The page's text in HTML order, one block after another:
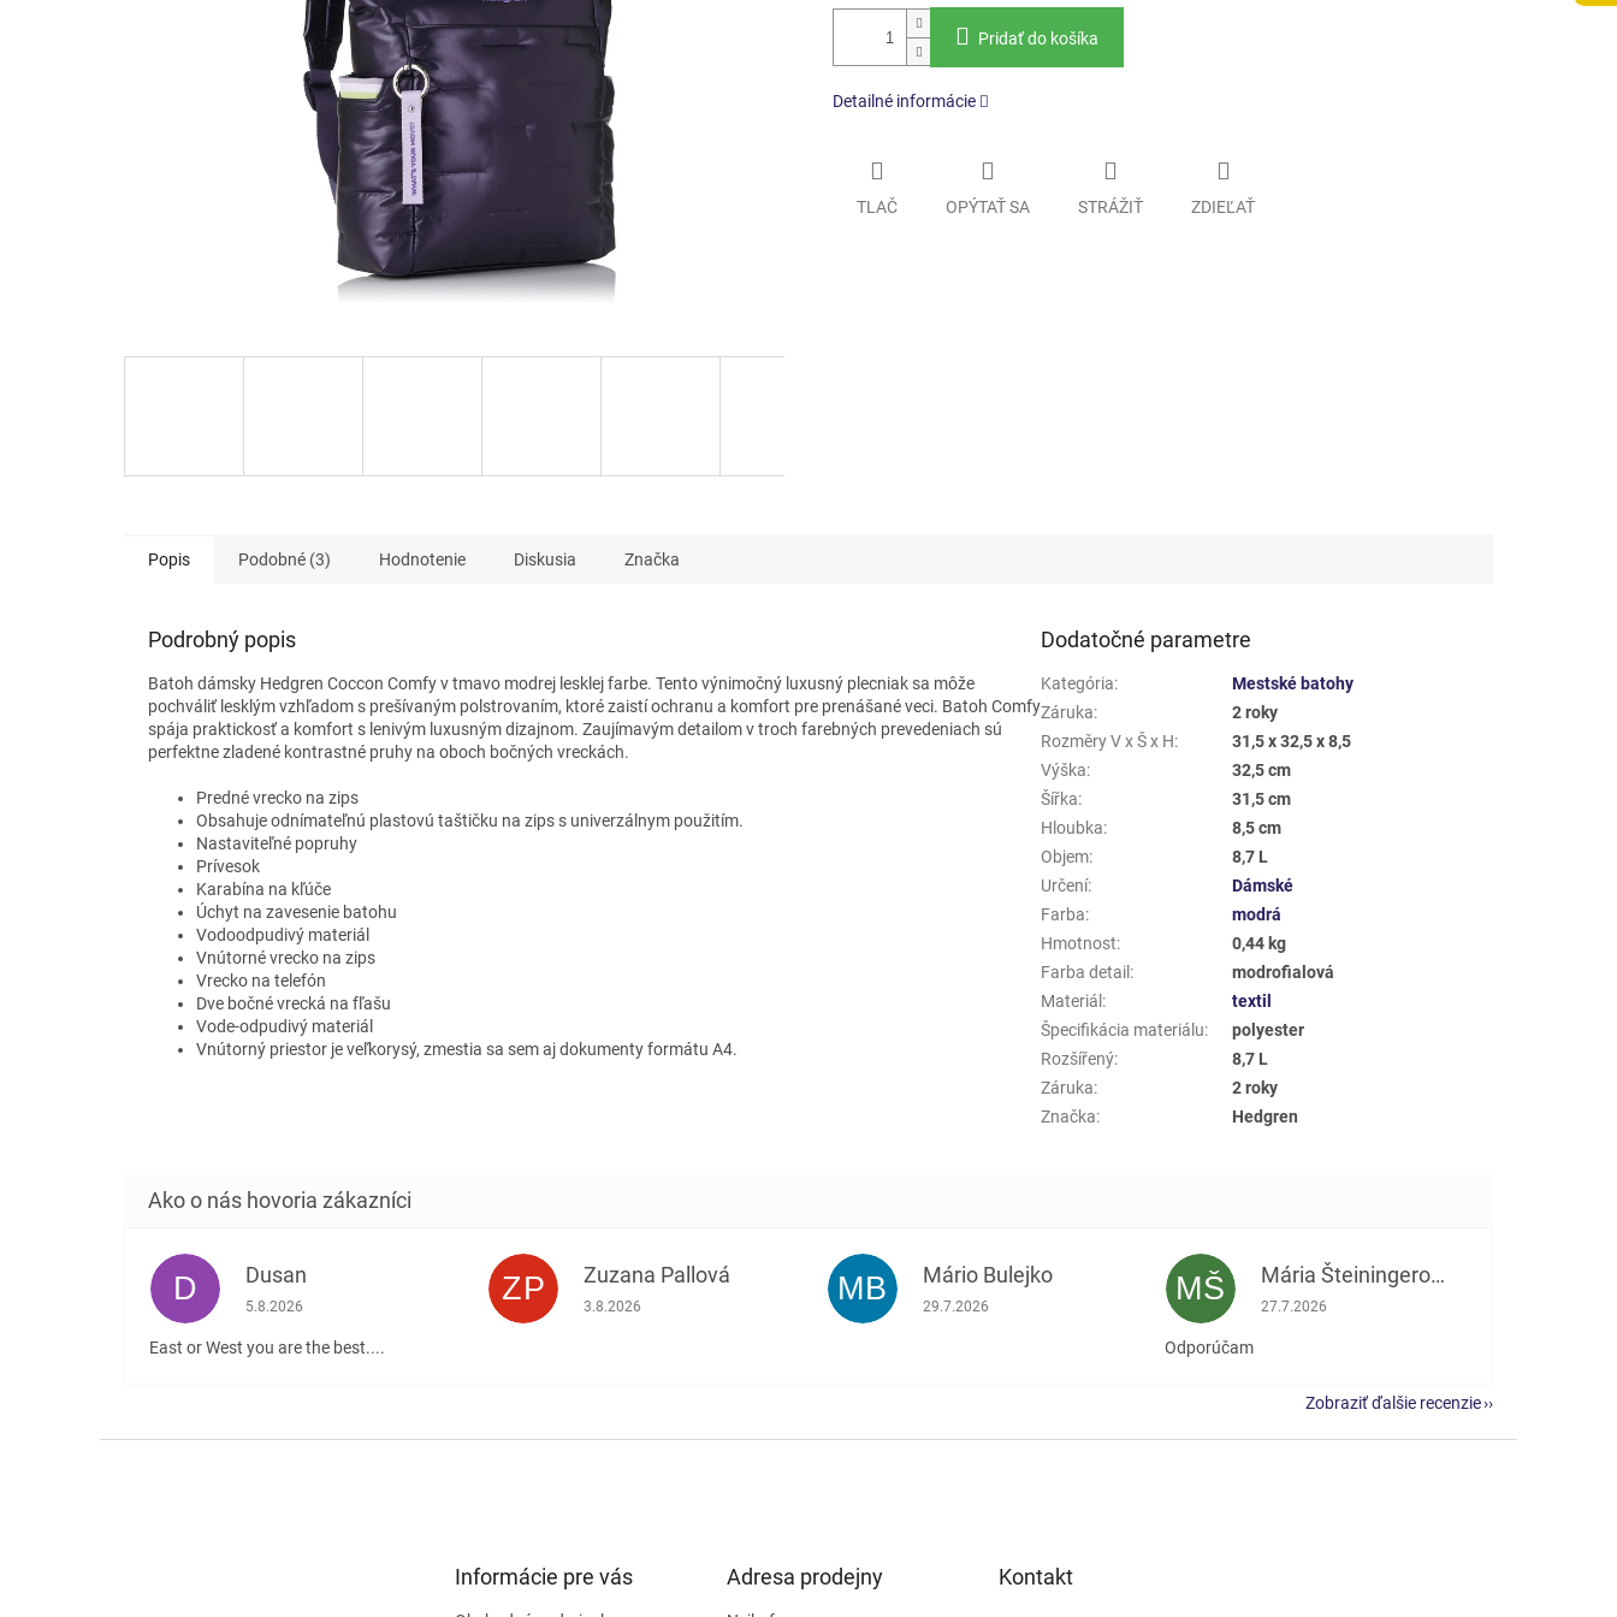
Pridať do košíka
Detailné informácie
TLAČ OPÝTAŤ SA STRÁŽIŤ ZDIEĽAŤ
Popis Podobné (3) Hodnotenie Diskusia Značka
Podrobný popis
Batoh dámsky Hedgren Coccon Comfy v tmavo modrej lesklej farbe. Tento výnimočný luxusný plecniak sa môže
pochváliť lesklým vzhľadom s prešívaným polstrovaním, ktoré zaistí ochranu a komfort pre prenášané veci. Batoh Comfy
spája praktickosť a komfort s lenivým luxusným dizajnom. Zaujímavým detailom v troch farebných prevedeniach sú
perfektne zladené kontrastné pruhy na oboch bočných vreckách.
Predné vrecko na zips
Obsahuje odnímateľnú plastovú taštičku na zips s univerzálnym použitím.
Nastaviteľné popruhy
Prívesok
Karabína na kľúče
Úchyt na zavesenie batohu
Vodoodpudivý materiál
Vnútorné vrecko na zips
Vrecko na telefón
Dve bočné vrecká na fľašu
Vode-odpudivý materiál
Vnútorný priestor je veľkorysý, zmestia sa sem aj dokumenty formátu A4.
Dodatočné parametre
Kategória:
Mestské batohy
Záruka:
2 roky
Rozměry V x Š x H:
31,5 x 32,5 x 8,5
Výška:
32,5 cm
Šířka:
31,5 cm
Hloubka:
8,5 cm
Objem:
8,7 L
Určení:
Dámské
Farba:
modrá
Hmotnost:
0,44 kg
Farba detail :
modrofialová
Materiál :
textil
Špecifikácia materiálu:
polyester
Rozšířený:
8,7 L
Záruka:
2 roky
Značka: Hedgren
D Dusan
Hodnotenie obchodu je 5 z 5 hviezdičiek.
5.8.2026
East or West you are the best....
ZP Zuzana Pallová
Hodnotenie obchodu je 5 z 5 hviezdičiek.
3.8.2026 MB Mário Bulejko
Hodnotenie obchodu je 5 z 5 hviezdičiek.
29.7.2026 MŠ Mária Šteiningerová
Hodnotenie obchodu je 5 z 5 hviezdičiek.
27.7.2026
Odporúčam
Zobraziť ďalšie recenzie
Informácie pre vás Adresa prodejny Kontakt